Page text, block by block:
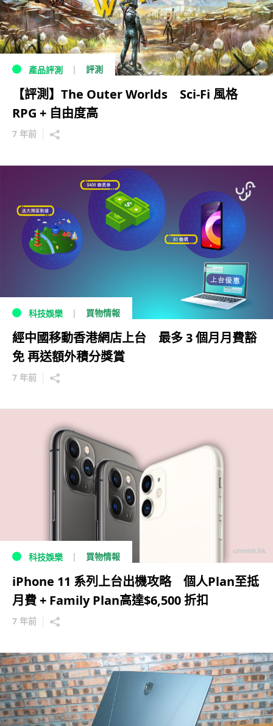
產品評測 評測
【評測】The Outer Worlds Sci-Fi 風格
RPG + 自由度高
7 年前
科技娛樂 買物情報
經中國移動香港網店上台 最多 3 個月月費豁
免 再送額外積分獎賞
7 年前
科技娛樂 買物情報
iPhone 11 系列上台出機攻略 個人Plan至抵
月費 + Family Plan高達$6,500 折扣
7 年前